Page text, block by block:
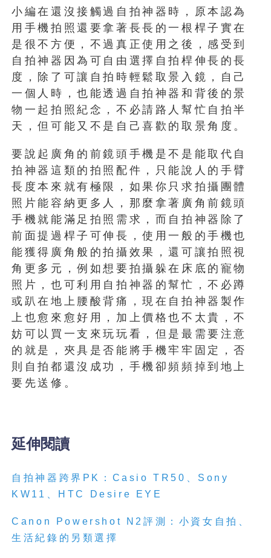
小編在還沒接觸過自拍神器時，原本認為
用手機拍照還要拿著長長的一根桿子實在
是很不方便，不過真正使用之後，感受到
自拍神器因為可自由選擇自拍桿伸長的長
度，除了可讓自拍時輕鬆取景入鏡，自己
一個人時，也能透過自拍神器和背後的景
物一起拍照紀念，不必請路人幫忙自拍半
天，但可能又不是自己喜歡的取景角度。
要說起廣角的前鏡頭手機是不是能取代自
拍神器這類的拍照配件，只能說人的手臂
長度本來就有極限，如果你只求拍攝團體
照片能容納更多人，那麼拿著廣角前鏡頭
手機就能滿足拍照需求，而自拍神器除了
前面提過桿子可伸長，使用一般的手機也
能獲得廣角般的拍攝效果，還可讓拍照視
角更多元，例如想要拍攝躲在床底的寵物
照片，也可利用自拍神器的幫忙，不必蹲
或趴在地上腰酸背痛，現在自拍神器製作
上也愈來愈好用，加上價格也不太貴，不
妨可以買一支來玩玩看，但是最需要注意
的就是，夾具是否能將手機牢牢固定，否
則自拍都還沒成功，手機卻頻頻掉到地上
要先送修。
延伸閱讀
自拍神器跨界PK：Casio TR50、Sony
KW11、HTC Desire EYE
Canon Powershot N2評測：小資女自拍、
生活紀錄的另類選擇